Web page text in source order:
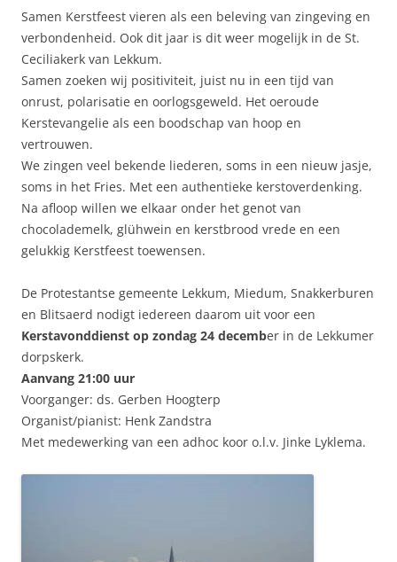
Samen Kerstfeest vieren als een beleving van zingeving en
verbondenheid. Ook dit jaar is dit weer mogelijk in de St.
Ceciliakerk van Lekkum.
Samen zoeken wij positiviteit, juist nu in een tijd van
onrust, polarisatie en oorlogsgeweld. Het oeroude
Kerstevangelie als een boodschap van hoop en
vertrouwen.
We zingen veel bekende liederen, soms in een nieuw jasje,
soms in het Fries. Met een authentieke kerstoverdenking.
Na afloop willen we elkaar onder het genot van
chocolademelk, glühwein en kerstbrood vrede en een
gelukkig Kerstfeest toewensen.
De Protestantse gemeente Lekkum, Miedum, Snakkerburen
en Blitsaerd nodigt iedereen daarom uit voor een
Kerstavonddienst op zondag 24 december in de Lekkumer
dorpskerk.
Aanvang 21:00 uur
Voorganger: ds. Gerben Hoogterp
Organist/pianist: Henk Zandstra
Met medewerking van een adhoc koor o.l.v. Jinke Lyklema.